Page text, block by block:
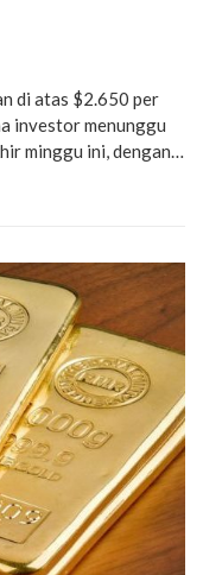
di atas $2.650 per
investor menunggu
minggu ini, dengan…